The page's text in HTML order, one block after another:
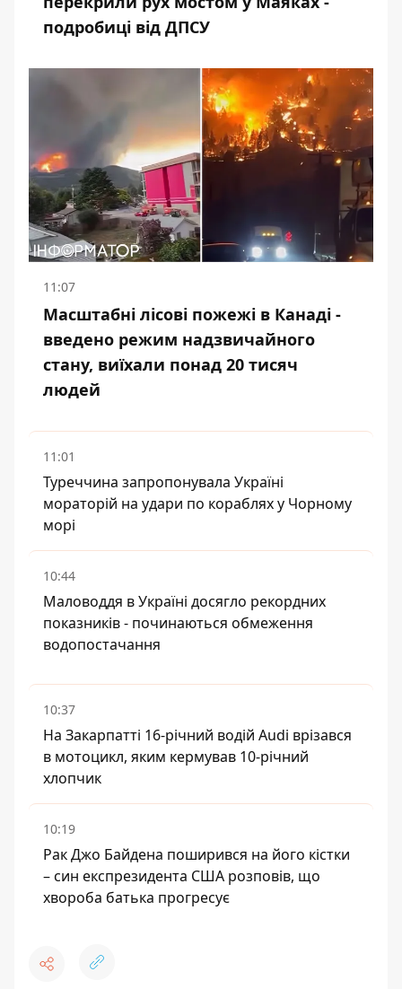
подробиці від ДПСУ
11:07
Масштабні лісові пожежі в Канаді -
введено режим надзвичайного
стану, виїхали понад 20 тисяч
людей
11:01
Туреччина запропонувала Україні
мораторій на удари по кораблях у Чорному
морі
10:44
Маловоддя в Україні досягло рекордних
показників - починаються обмеження
водопостачання
10:37
На Закарпатті 16-річний водій Audi врізався
в мотоцикл, яким кермував 10-річний
хлопчик
10:19
Рак Джо Байдена поширився на його кістки
– син експрезидента США розповів, що
хвороба батька прогресує